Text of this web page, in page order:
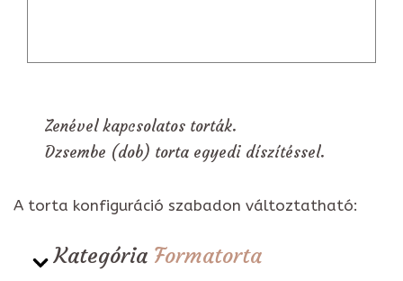
Zenével kapcsolatos torták.
Dzsembe (dob) torta egyedi díszítéssel.
A torta konfiguráció szabadon változtatható:
Kategória Formatorta